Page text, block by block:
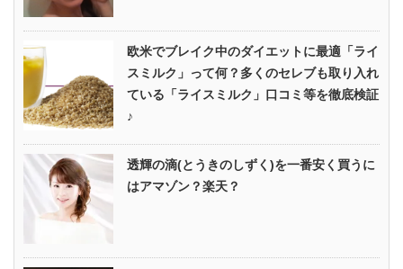
欧米でブレイク中のダイエットに最適「ライ
スミルク」って何？多くのセレブも取り入れ
ている「ライスミルク」口コミ等を徹底検証
♪
透輝の滴(とうきのしずく)を一番安く買うに
はアマゾン？楽天？